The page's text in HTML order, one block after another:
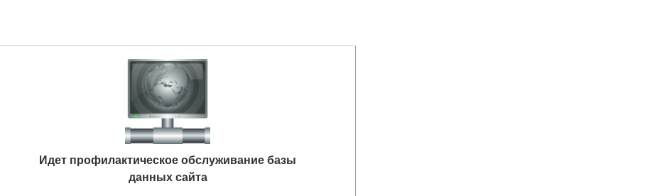
Идет профилактическое обслуживание базы
данных сайта